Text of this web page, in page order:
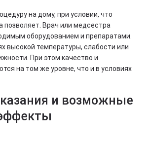
на дому, при условии, что
позволяет. Врач или медсестра
оборудованием и препаратами.
высокой температуры, слабости или
При этом качество и
на том же уровне, что и в условиях
и возможные